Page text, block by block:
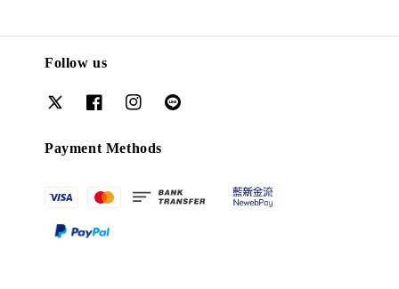
Follow us
Payment Methods